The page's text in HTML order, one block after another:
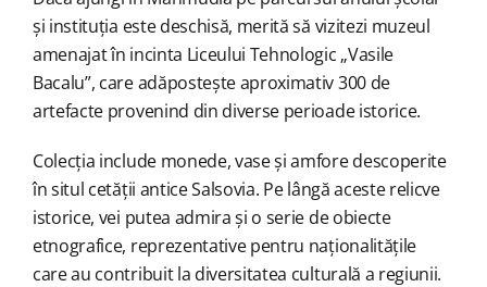
și instituția este deschisă, merită să vizitezi muzeul
amenajat în incinta Liceului Tehnologic „Vasile
Bacalu”, care adăpostește aproximativ 300 de
artefacte provenind din diverse perioade istorice.
Colecția include monede, vase și amfore descoperite
în situl cetății antice Salsovia. Pe lângă aceste relicve
istorice, vei putea admira și o serie de obiecte
etnografice, reprezentative pentru naționalitățile
care au contribuit la diversitatea culturală a regiunii.